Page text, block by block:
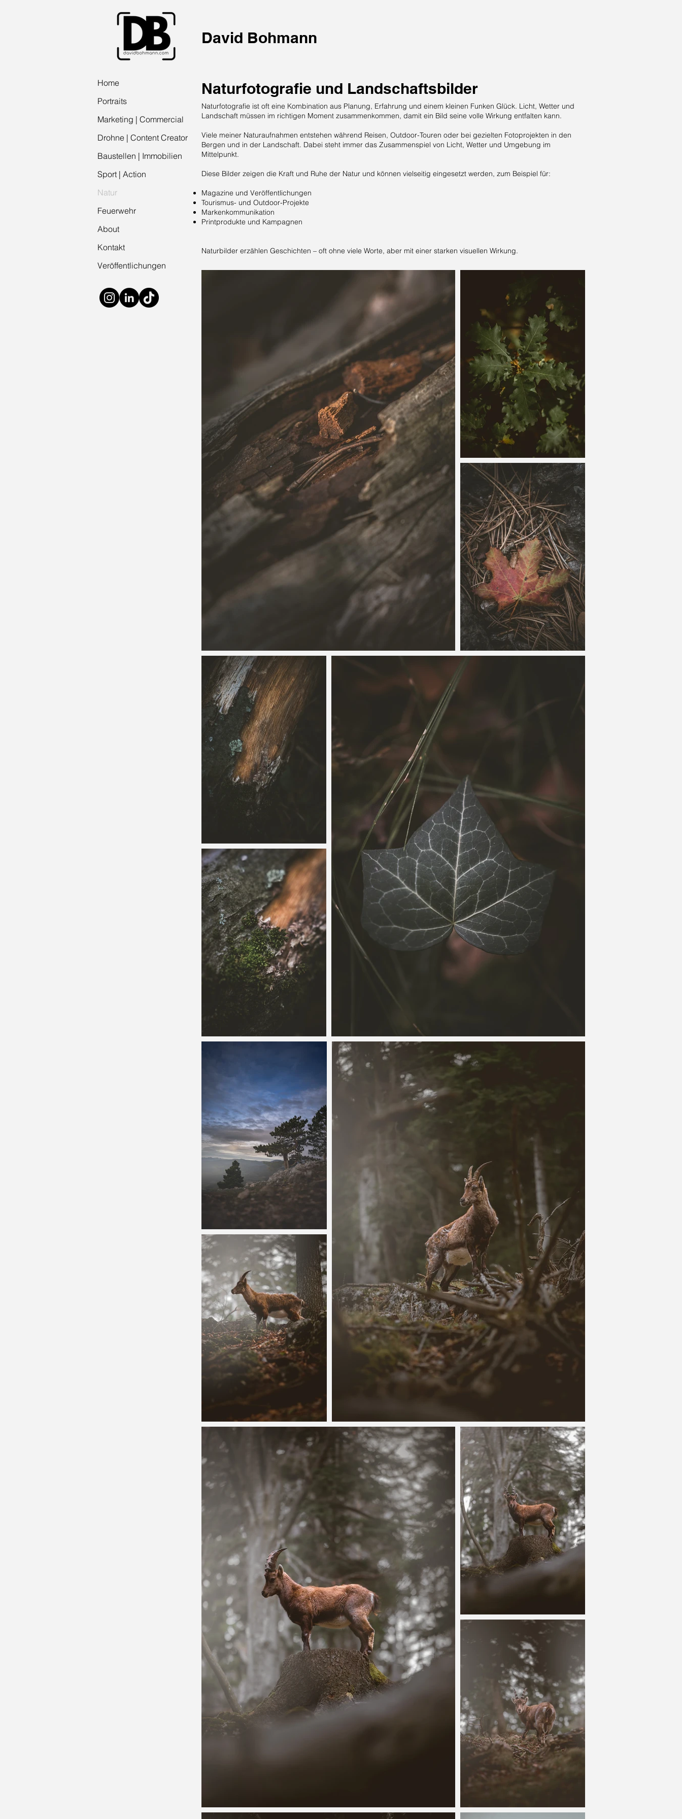
David Bohmann
Naturfotografie und Landschaftsbilder
Naturfotografie ist oft eine Kombination aus Planung, Erfahrung und einem kleinen Funken Glück. Licht, Wetter und
Landschaft müssen im richtigen Moment zusammenkommen, damit ein Bild seine volle Wirkung entfalten kann.
Viele meiner Naturaufnahmen entstehen während Reisen, Outdoor-Touren oder bei gezielten Fotoprojekten in den
Bergen und in der Landschaft. Dabei steht immer das Zusammenspiel von Licht, Wetter und Umgebung im
Mittelpunkt.
Diese Bilder zeigen die Kraft und Ruhe der Natur und können vielseitig eingesetzt werden, zum Beispiel für:
Magazine und Veröffentlichungen
Tourismus- und Outdoor-Projekte
Markenkommunikation
Printprodukte und Kampagnen
Naturbilder erzählen Geschichten – oft ohne viele Worte, aber mit einer starken visuellen Wirkung.
Home
Portraits
Marketing | Commercial
Drohne | Content Creator
Baustellen | Immobilien
Sport | Action
Natur
Feuerwehr
About
Kontakt
Veröffentlichungen